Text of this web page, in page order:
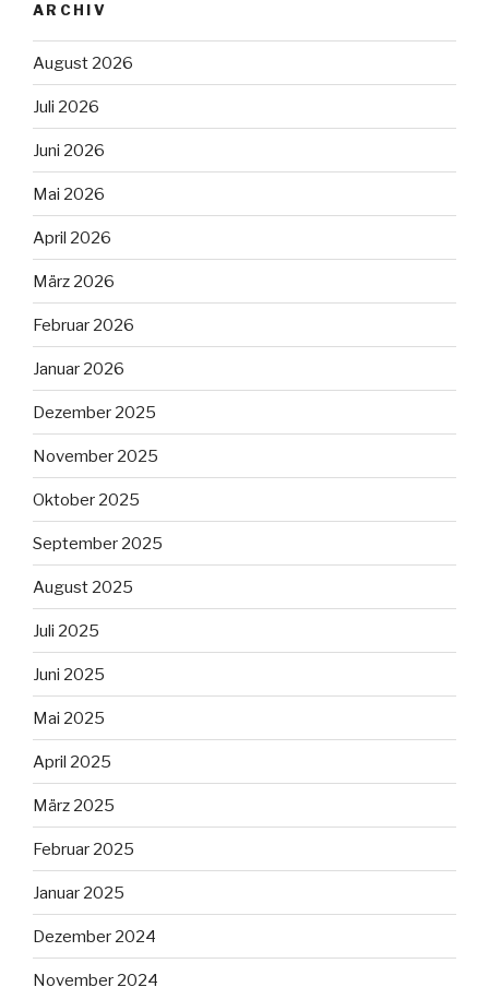
ARCHIV
August 2026
Juli 2026
Juni 2026
Mai 2026
April 2026
März 2026
Februar 2026
Januar 2026
Dezember 2025
November 2025
Oktober 2025
September 2025
August 2025
Juli 2025
Juni 2025
Mai 2025
April 2025
März 2025
Februar 2025
Januar 2025
Dezember 2024
November 2024